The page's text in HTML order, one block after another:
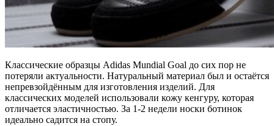
Классические образцы Adidas Mundial Goal до сих пор не
потеряли актуальности. Натуральный материал был и остаётся
непревзойдённым для изготовления изделий. Для
классических моделей использовали кожу кенгуру, которая
отличается эластичностью. За 1-2 недели носки ботинок
идеально садится на стопу.